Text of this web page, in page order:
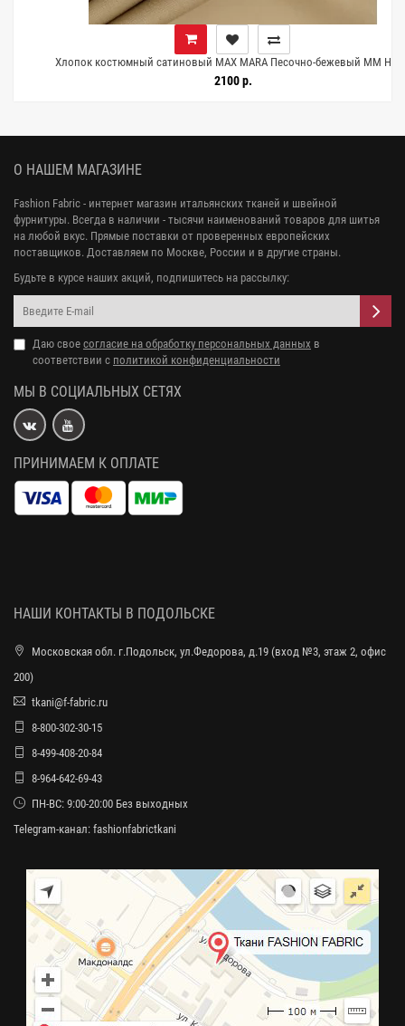
Хлопок костюмный сатиновый MAX MARA Песочно-бежевый MM H10/4
D20 20042637
2100 р.
О НАШЕМ МАГАЗИНЕ
Fashion Fabric - интернет магазин итальянских тканей и швейной
фурнитуры. Всегда в наличии - тысячи наименований товаров для шитья
на любой вкус. Прямые поставки от проверенных европейских
поставщиков. Доставляем по Москве, России и в другие страны.
Будьте в курсе наших акций, подпишитесь на рассылку:
Даю свое согласие на обработку персональных данных в
соответствии с политикой конфиденциальности
МЫ В СОЦИАЛЬНЫХ СЕТЯХ
ПРИНИМАЕМ К ОПЛАТЕ
НАШИ КОНТАКТЫ В ПОДОЛЬСКЕ
Московская обл. г.Подольск, ул.Федорова, д.19 (вход №3, этаж 2, офис
200)
tkani@f-fabric.ru
8-800-302-30-15
8-499-408-20-84
8-964-642-69-43
ПН-ВС: 9:00-20:00 Без выходных
Telegram-канал: fashionfabrictkani